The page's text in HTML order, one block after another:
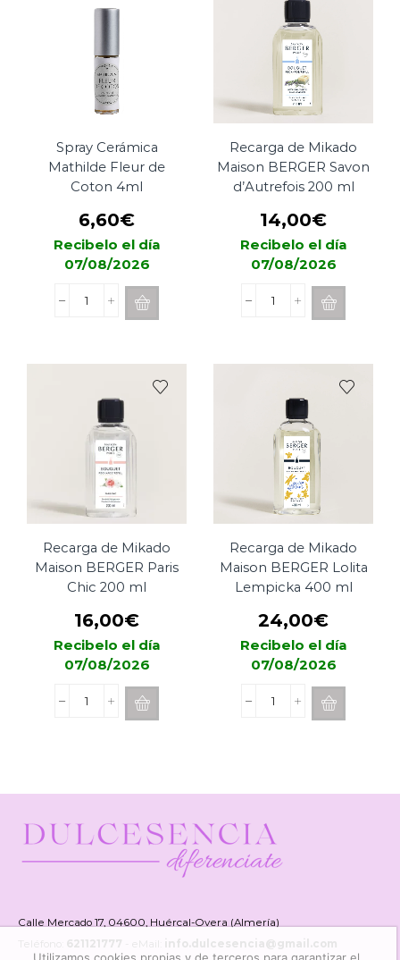
1L
Spray Cerámica
Mathilde Fleur de
Coton 4ml
6,60€
Recibelo el día
07/08/2026
Spray
Cerámica
cantidad
Recarga de Mikado
Maison BERGER Savon
d’Autrefois 200 ml
14,00€
Recibelo el día
07/08/2026
Recarga
200
ml
cantidad
Recarga de Mikado
Maison BERGER Paris
Chic 200 ml
16,00€
Recibelo el día
07/08/2026
Recarga
Paris
200
ml
cantidad
Recarga de Mikado
Maison BERGER Lolita
Lempicka 400 ml
24,00€
Recibelo el día
07/08/2026
Recarga
Lolita
ml
cantidad
Calle Mercado 17, 04600, Huércal-Overa (Almería)
Teléfono: 621121777 info.dulcesencia@gmail.com